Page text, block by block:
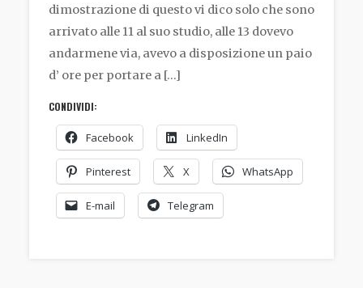
dimostrazione di questo vi dico solo che sono
arrivato alle 11 al suo studio, alle 13 dovevo
andarmene via, avevo a disposizione un paio
d’ ore per portare a […]
CONDIVIDI:
Facebook LinkedIn
Pinterest X WhatsApp
E-mail Telegram